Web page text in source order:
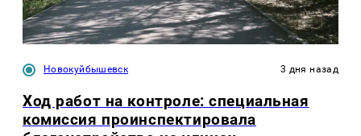
Новокуйбышевск 3 дня назад
Ход работ на контроле: специальная
комиссия проинспектировала